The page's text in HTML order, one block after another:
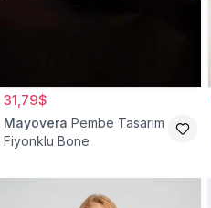
31,79$
Mayovera Pembe Tasarım
Fiyonklu Bone